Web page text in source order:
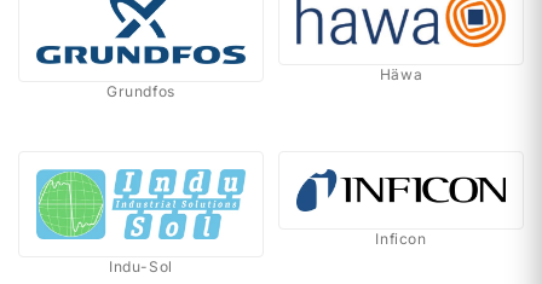
Grundfos
Häwa
Indu-Sol
Inficon